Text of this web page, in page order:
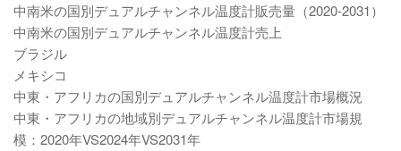
中南米の国別デュアルチャンネル温度計販売量（2020-2031）
中南米の国別デュアルチャンネル温度計売上
ブラジル
メキシコ
中東・アフリカの国別デュアルチャンネル温度計市場概況
中東・アフリカの地域別デュアルチャンネル温度計市場規
模：2020年VS2024年VS2031年